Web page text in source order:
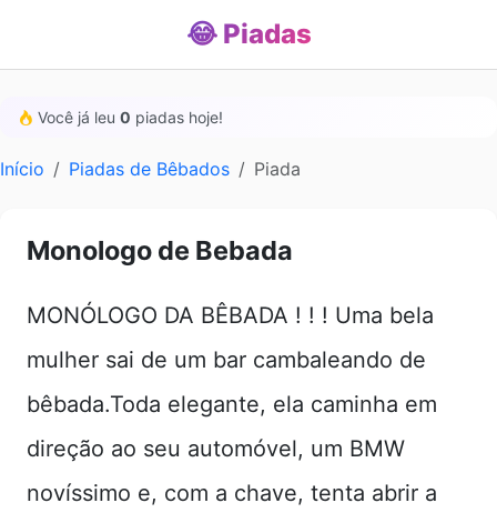
😂 Piadas
Você já leu 0 piadas hoje!
Início Piadas de Bêbados Piada
Monologo de Bebada
MONÓLOGO DA BÊBADA ! ! ! Uma bela
mulher sai de um bar cambaleando de
bêbada.Toda elegante, ela caminha em
direção ao seu automóvel, um BMW
novíssimo e, com a chave, tenta abrir a